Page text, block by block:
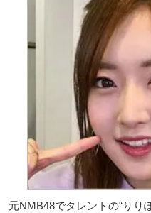
元NMB48でタレントの“りり